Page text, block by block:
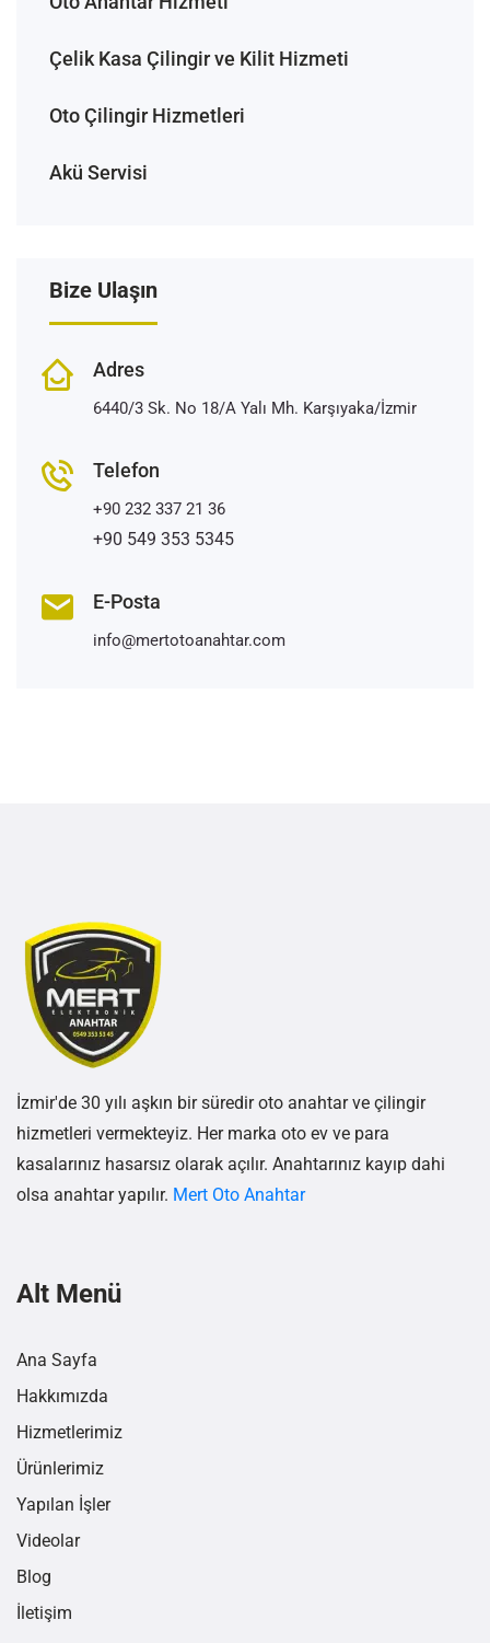
Çelik Kasa Çilingir ve Kilit Hizmeti
Oto Çilingir Hizmetleri
Akü Servisi
Bize Ulaşın
Adres
6440/3 Sk. No 18/A Yalı Mh. Karşıyaka/İzmir
Telefon
+90 232 337 21 36
+90 549 353 5345
E-Posta
info@mertotoanahtar.com
İzmir'de 30 yılı aşkın bir süredir oto anahtar ve çilingir
hizmetleri vermekteyiz. Her marka oto ev ve para
kasalarınız hasarsız olarak açılır. Anahtarınız kayıp dahi
olsa anahtar yapılır. Mert Oto Anahtar
Alt Menü
Ana Sayfa
Hakkımızda
Hizmetlerimiz
Ürünlerimiz
Yapılan İşler
Videolar
Blog
İletişim